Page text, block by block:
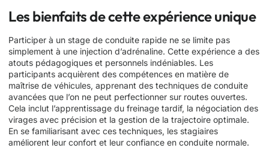
Les bienfaits de cette expérience unique
Participer à un stage de conduite rapide ne se limite pas
simplement à une injection d’adrénaline. Cette expérience a des
atouts pédagogiques et personnels indéniables. Les
participants acquièrent des compétences en matière de
maîtrise de véhicules, apprenant des techniques de conduite
avancées que l’on ne peut perfectionner sur routes ouvertes.
Cela inclut l’apprentissage du freinage tardif, la négociation des
virages avec précision et la gestion de la trajectoire optimale.
En se familiarisant avec ces techniques, les stagiaires
améliorent leur confort et leur confiance en conduite normale.